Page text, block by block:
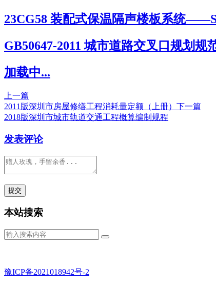
23CG58 装配式保温隔声楼板系统
GB50647-2011 城市道路交叉口规划规
加载中...
上一篇
2011版深圳市房屋修缮工程消耗量定额（上册） 下一篇
2018版深圳市城市轨道交通工程概算编制规程
发表评论
本站搜索
豫ICP备2021018942号-2